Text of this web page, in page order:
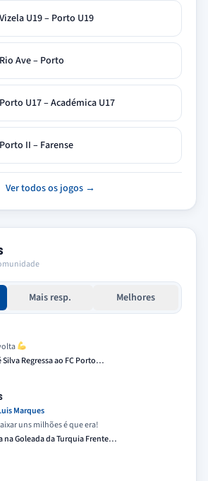
Vizela U19 – Porto U19
Rio Ave – Porto
Porto U17 – Académica U17
Porto II – Farense
Ver todos os jogos →
Mais resp. Melhores
Silva Regressa ao FC Porto…
Marques
uns milhões é que era!
na Goleada da Turquia Frente…